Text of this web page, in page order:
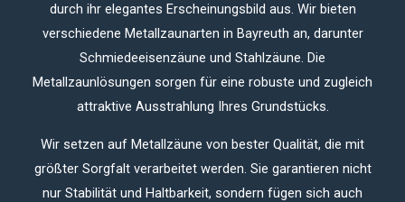
durch ihr elegantes Erscheinungsbild aus. Wir bieten
verschiedene Metallzaunarten in Bayreuth an, darunter
Schmiedeeisenzäune und Stahlzäune. Die
Metallzaunlösungen sorgen für eine robuste und zugleich
attraktive Ausstrahlung Ihres Grundstücks.
Wir setzen auf Metallzäune von bester Qualität, die mit
größter Sorgfalt verarbeitet werden. Sie garantieren nicht
nur Stabilität und Haltbarkeit, sondern fügen sich auch